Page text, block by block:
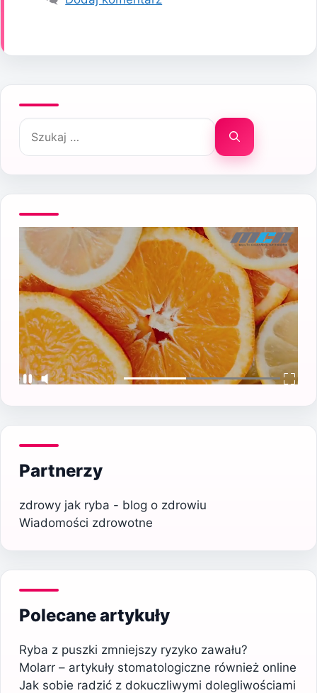
Szukaj:
Partnerzy
zdrowy jak ryba - blog o zdrowiu
Wiadomości zdrowotne
Polecane artykuły
Ryba z puszki zmniejszy ryzyko zawału?
Molarr – artykuły stomatologiczne również online
Jak sobie radzić z dokuczliwymi dolegliwościami